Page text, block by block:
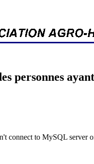
personnes
connect to MySQL server